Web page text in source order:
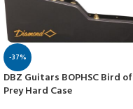
-37%
DBZ Guitars BOPHSC Bird of
Prey Hard Case